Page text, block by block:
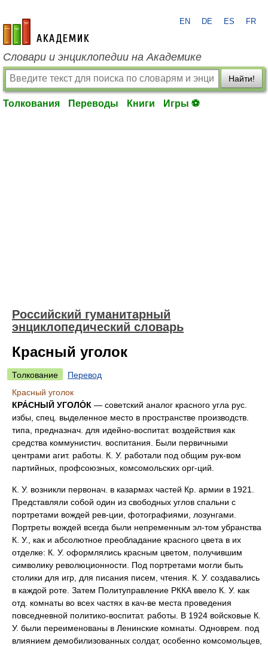
academic.ru
EN DE ES FR
Словари и энциклопедии на Академике
Найти!
Толкования Переводы Книги Игры ⚽
Российский гуманитарный
энциклопедический словарь
Красный уголок
Толкование
Перевод
Красный уголок
КРА́СНЫЙ УГОЛО́К — советский аналог красного угла рус.
избы, спец. выделенное место в пространстве производств.
типа, предназнач. для идейно-воспитат. воздействия как
средства коммунистич. воспитания. Были первичными
центрами агит. работы. К. У. работали под общим рук-вом
партийных, профсоюзных, комсомольских орг-ций.
К. У. возникли первонач. в казармах частей Кр. армии в 1921.
Представляли собой один из свободных углов спальни с
портретами вождей рев-ции, фотографиями, лозунгами.
Портреты вождей всегда были непременным эл-том убранства
К. У., как и абсолютное преобладание красного цвета в их
отделке: К. У. оформлялись красным цветом, получившим
символику революционности. Под портретами могли быть
столики для игр, для писания писем, чтения. К. У. создавались
в каждой роте. Затем Политуправление РККА ввело К. У. как
отд. комнаты во всех частях в кач-ве места проведения
повседневной политико-воспитат. работы. В 1924 войсковые К.
У. были переименованы в Ленинские комнаты. Одноврем. под
влиянием демобилизованных солдат, особенно комсомольцев,